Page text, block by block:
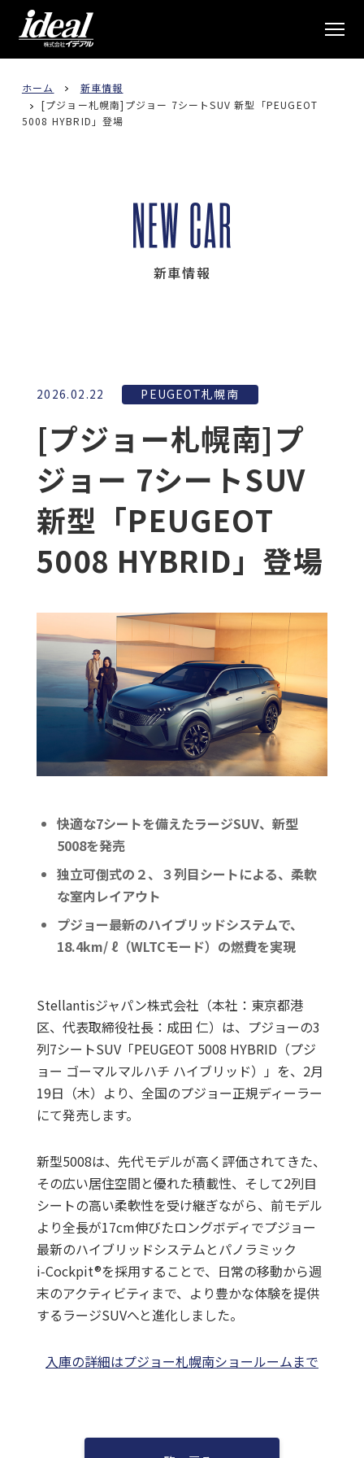
ホーム
新車情報
[プジョー札幌南]プジョー 7シートSUV 新型「PEUGEOT
5008 HYBRID」登場
新車情報
2026.02.22 PEUGEOT札幌南
[プジョー札幌南]プ
ジョー 7シートSUV
新型「PEUGEOT
5008 HYBRID」登場
快適な7シートを備えたラージSUV、新型
5008を発売
独立可倒式の２、３列目シートによる、柔軟
な室内レイアウト
プジョー最新のハイブリッドシステムで、
18.4km/ ℓ（WLTCモード）の燃費を実現
Stellantisジャパン株式会社（本社：東京都港
区、代表取締役社長：成田 仁）は、プジョーの3
列7シートSUV「PEUGEOT 5008 HYBRID（プジ
ョー ゴーマルマルハチ ハイブリッド）」を、2月
19日（木）より、全国のプジョー正規ディーラー
にて発売します。
新型5008は、先代モデルが高く評価されてきた、
その広い居住空間と優れた積載性、そして2列目
シートの高い柔軟性を受け継ぎながら、前モデル
より全長が17cm伸びたロングボディでプジョー
最新のハイブリッドシステムとパノラミック
i‑Cockpit®を採用することで、日常の移動から週
末のアクティビティまで、より豊かな体験を提供
するラージSUVへと進化しました。
入庫の詳細はプジョー札幌南ショールームまで